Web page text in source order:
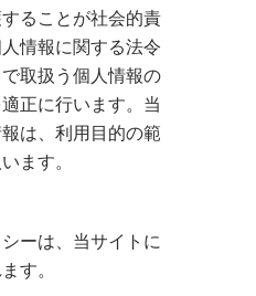
ることが社会的責
情報に関する法令
取扱う個人情報の
正に行います。当
は、利用目的の範
ます。
ーは、当サイトに
す。